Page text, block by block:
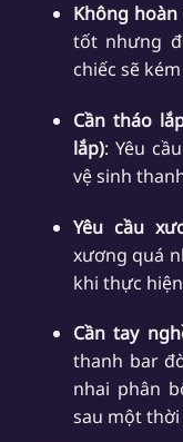
Không
tốt nhưng
chiếc sẽ
Cần tháo
lắp): Yêu
vệ sinh
Yêu cầu
xương quá
khi thực
Cần tay
thanh bar
nhai phân
sau một